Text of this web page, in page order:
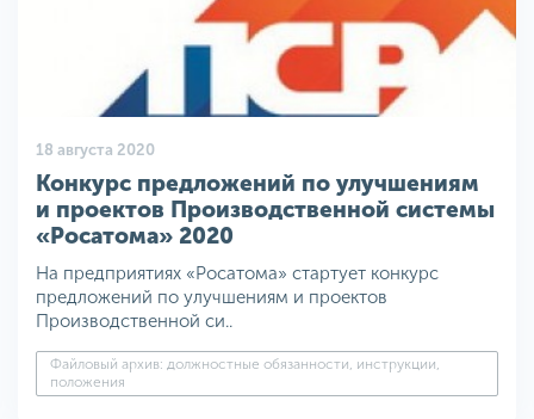
18 августа 2020
Конкурс предложений по улучшениям
и проектов Производственной системы
«Росатома» 2020
На предприятиях «Росатома» стартует конкурс
предложений по улучшениям и проектов
Производственной си..
Файловый архив: должностные обязанности, инструкции,
положения